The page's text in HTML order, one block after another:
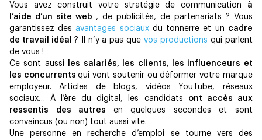
Vous avez construit votre stratégie de communication à
l’aide d’un site web , de publicités, de partenariats ? Vous
garantissez desavantages sociaux du tonnerre et un cadre
de travail idéal ? Il n’y a pas quevos productions qui parlent
de vous !
Ce sont aussi
les salariés, les clients, les influenceurs et
les concurrentsqui vont soutenir ou déformer votre marque
employeur. Articles de blogs, vidéos YouTube, réseaux
sociaux… À l’ère du digital, les candidats ont accès aux
ressentis des autres en quelques secondes et sont
convaincus (ou non) tout aussi vite.
Une personne en recherche d’emploi se tourne vers des